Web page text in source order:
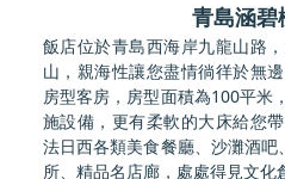
青島涵碧
飯店位於青島西海岸九龍山路
山，親海性讓您盡情徜徉於無
房型客房，房型面積為100平米
施設備，更有柔軟的大床給您
法日西各類美食餐廳、沙灘酒吧
所、精品名店廊，處處得見文化